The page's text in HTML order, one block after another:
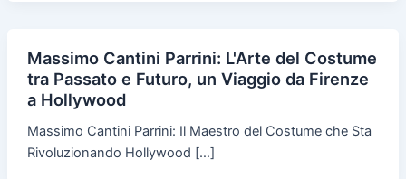
Massimo Cantini Parrini: L'Arte del Costume
tra Passato e Futuro, un Viaggio da Firenze
a Hollywood
Massimo Cantini Parrini: Il Maestro del Costume che Sta
Rivoluzionando Hollywood […]